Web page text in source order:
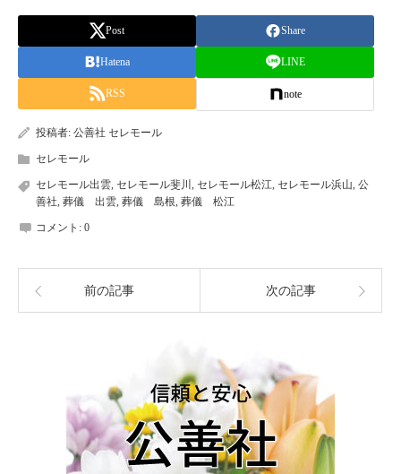
Post Share
Hatena LINE
RSS note
投稿者: 公善社 セレモール
セレモール
セレモール出雲 セレモール斐川 セレモール松江 セレモール浜山 公
善社 葬儀 出雲 葬儀 島根 葬儀 松江
コメント: 0
前の記事 次の記事